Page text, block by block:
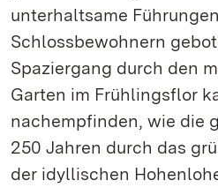
unterhaltsame
Schlossbewohnern
Spaziergang durch den
Garten im Frühlingsflor
nachempfinden, wie die
250 Jahren durch das
der idyllischen